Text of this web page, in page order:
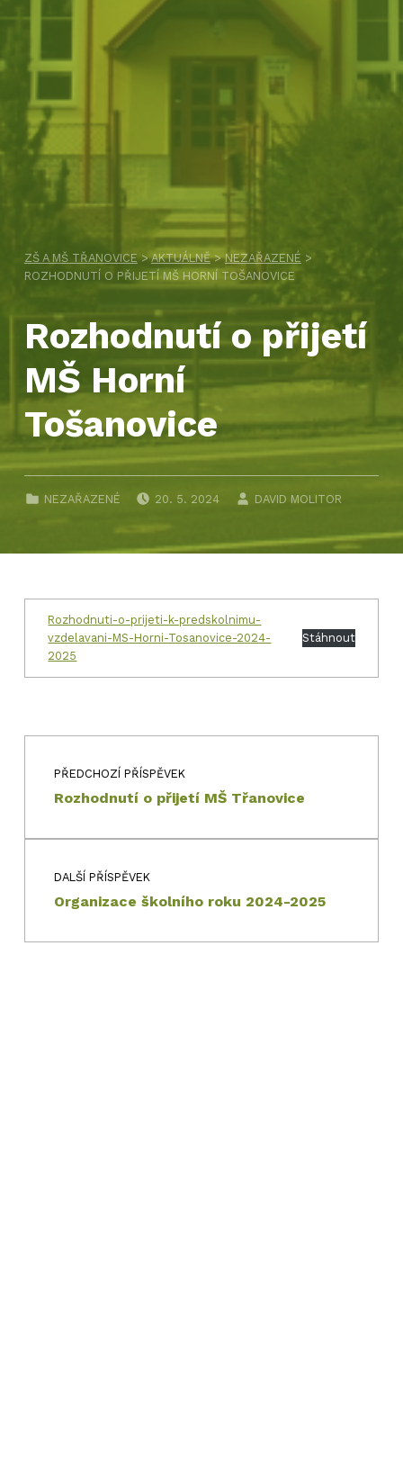
ZŠ A MŠ TŘANOVICE>AKTUÁLNĚ>NEZAŘAZENÉ >
ROZHODNUTÍ O PŘIJETÍ MŠ HORNÍ TOŠANOVICE
Rozhodnutí o přijetí
MŠ Horní
Tošanovice
CATEGORIZED IN:
NEZAŘAZENÉ
PUBLIKOVÁNO DNE:
20. 5. 2024 DAVID MOLITOR
Rozhodnuti-o-prijeti-k-predskolnimu-
vzdelavani-MS-Horni-Tosanovice-2024-
2025
Stáhnout
Skip back to main navigation
Navigace pro příspěvek
PŘEDCHOZÍ PŘÍSPĚVEK
Rozhodnutí o přijetí MŠ Třanovice
DALŠÍ PŘÍSPĚVEK
Organizace školního roku 2024-2025